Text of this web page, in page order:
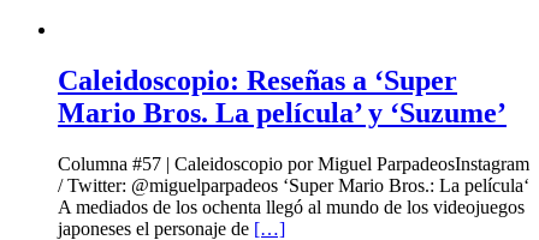
Caleidoscopio: Reseñas a ‘Super
Mario Bros. La película’ y ‘Suzume’
Columna #57 | Caleidoscopio por Miguel ParpadeosInstagram
/ Twitter: @miguelparpadeos ‘Super Mario Bros.: La película‘
A mediados de los ochenta llegó al mundo de los videojuegos
japoneses el personaje de […]